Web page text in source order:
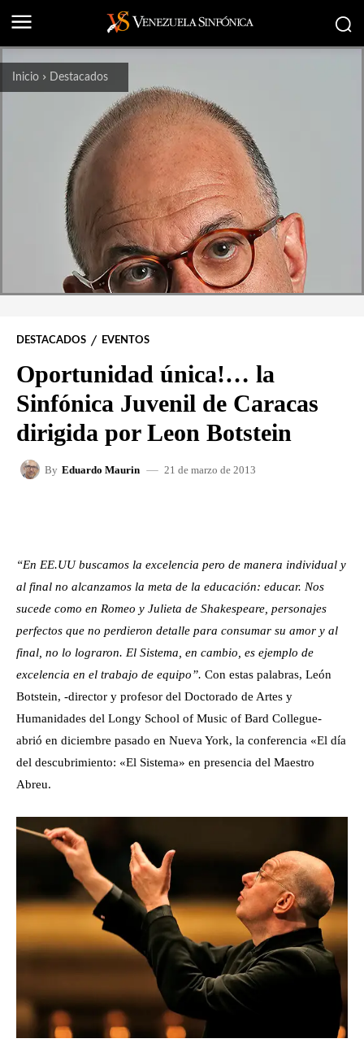
Inicio Destacados
DESTACADOS EVENTOS
Oportunidad única!… la
Sinfónica Juvenil de Caracas
dirigida por Leon Botstein
By Eduardo Maurin 21 de marzo de 2013
“En EE.UU buscamos la excelencia pero de manera individual y
al final no alcanzamos la meta de la educación: educar. Nos
sucede como en Romeo y Julieta de Shakespeare, personajes
perfectos que no perdieron detalle para consumar su amor y al
final, no lo lograron. El Sistema, en cambio, es ejemplo de
excelencia en el trabajo de equipo”. Con estas palabras, León
Botstein, -director y profesor del Doctorado de Artes y
Humanidades del Longy School of Music of Bard Collegue-
abrió en diciembre pasado en Nueva York, la conferencia «El día
del descubrimiento: «El Sistema» en presencia del Maestro
Abreu.